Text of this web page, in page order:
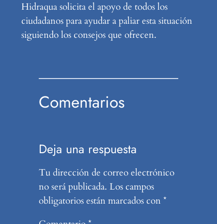
Hidraqua solicita el apoyo de todos los
ciudadanos para ayudar a paliar esta situación
siguiendo los consejos que ofrecen.
Comentarios
Deja una respuesta
Tu dirección de correo electrónico
no será publicada. Los campos
obligatorios están marcados con*